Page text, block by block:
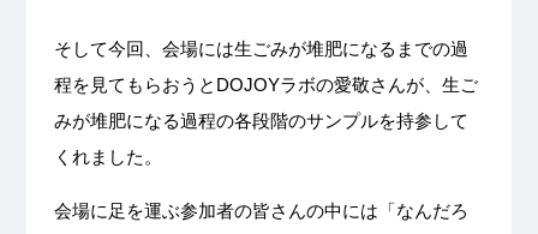
そして今回、会場には生ごみが堆肥になるまでの過
程を見てもらおうとDOJOYラボの愛敬さんが、生ご
みが堆肥になる過程の各段階のサンプルを持参して
くれました。
会場に足を運ぶ参加者の皆さんの中には「なんだろ